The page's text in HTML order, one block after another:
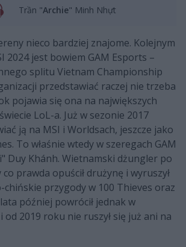
Trần "Archie" Minh Nhựt
nieco bardziej znajome. Kolejnym
2024 jest bowiem GAM Esports –
splitu Vietnam Championship
przedstawiać raczej nie trzeba
pojawia się ona na największych
LoL-a. Już w sezonie 2017
ją na MSI i Worldsach, jeszcze jako
To właśnie wtedy w szeregach GAM
Duy Khánh. Wietnamski dżungler po
prawda opuścił drużynę i wyruszył
chińskie przygody w 100 Thieves oraz
później powrócił jednak w
2019 roku nie ruszył się już ani na